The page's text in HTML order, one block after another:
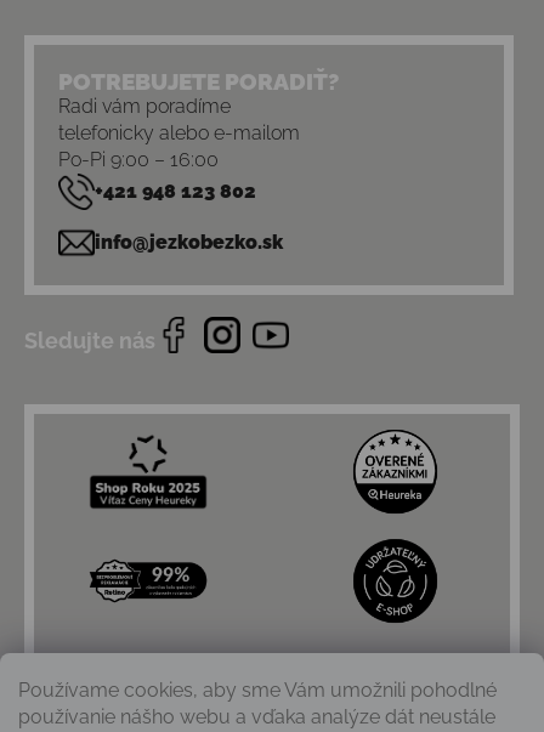
Používame cookies, aby sme Vám umožnili pohodlné
používanie nášho webu a vďaka analýze dát neustále
POTREBUJETE PORADIŤ?
Radi vám poradíme
telefonicky alebo e-mailom
Po-Pi 9:00 – 16:00
+421 948 123 802
info@jezkobezko.sk
Sledujte nás